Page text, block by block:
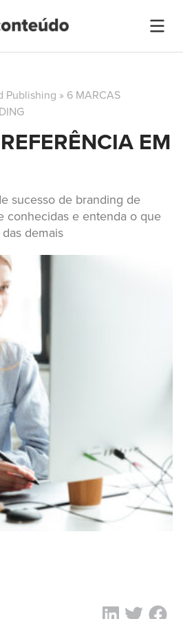
Publishing » 6 MARCAS
EM
sucesso de branding de
conhecidas e entenda o que
demais